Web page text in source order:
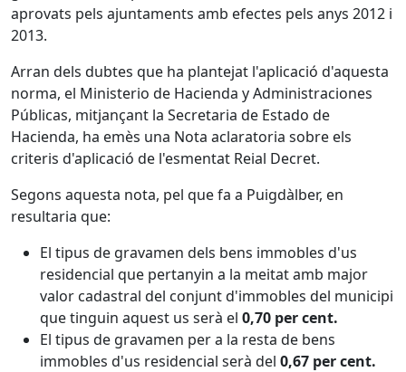
aprovats pels ajuntaments amb efectes pels anys 2012 i
2013.
Arran dels dubtes que ha plantejat l'aplicació d'aquesta
norma, el Ministerio de Hacienda y Administraciones
Públicas, mitjançant la Secretaria de Estado de
Hacienda, ha emès una Nota aclaratoria sobre els
criteris d'aplicació de l'esmentat Reial Decret.
Segons aquesta nota, pel que fa a Puigdàlber, en
resultaria que:
El tipus de gravamen dels bens immobles d'us
residencial que pertanyin a la meitat amb major
valor cadastral del conjunt d'immobles del municipi
que tinguin aquest us serà el 0,70 per cent.
El tipus de gravamen per a la resta de bens
immobles d'us residencial serà del 0,67 per cent.